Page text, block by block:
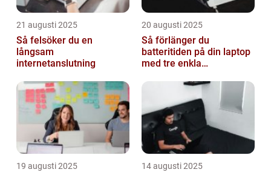
21 augusti 2025
Så felsöker du en
långsam
internetanslutning
20 augusti 2025
Så förlänger du
batteritiden på din laptop
med tre enkla
19 augusti 2025 14 augusti 2025